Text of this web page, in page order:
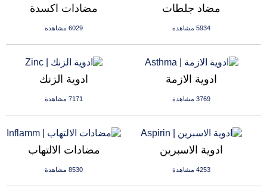
مضادات اكسدة
6029 مشاهدة
مضاد جلطات
5934 مشاهدة
ادوية الزنك
7171 مشاهدة
ادوية الازمة
3769 مشاهدة
مضادات الالتهاب
8530 مشاهدة
ادوية الاسبرين
4253 مشاهدة